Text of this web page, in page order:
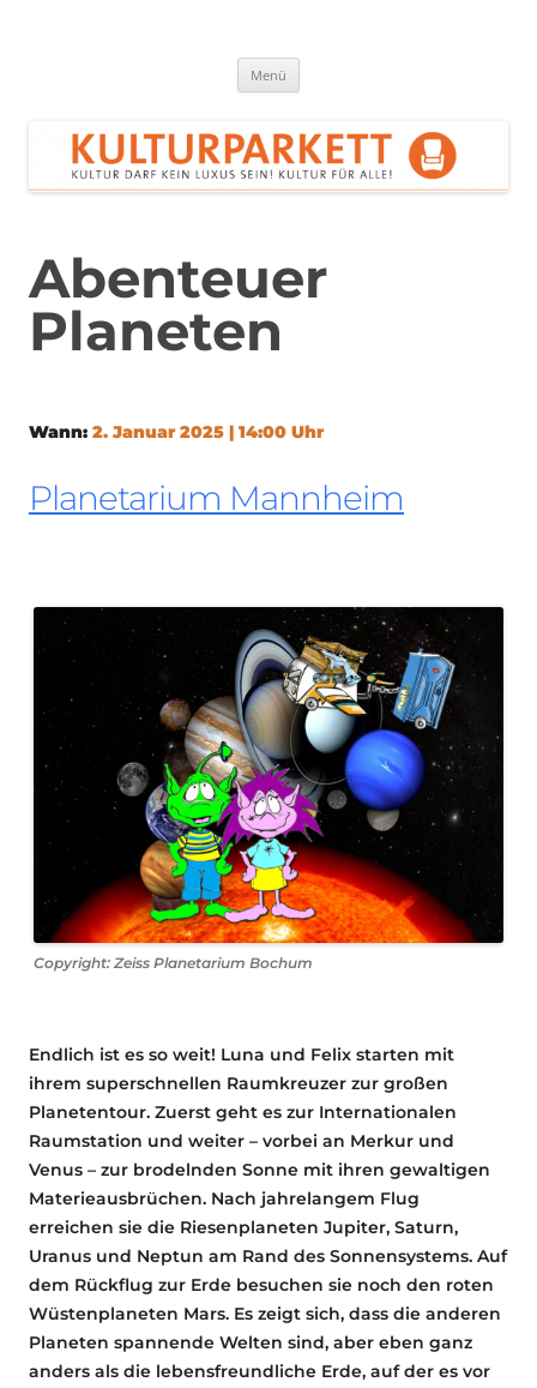
Menü
Abenteuer
Planeten
Wann: 2. Januar 2025 | 14:00 Uhr
Planetarium Mannheim
Copyright: Zeiss Planetarium Bochum
Endlich ist es so weit! Luna und Felix starten mit
ihrem superschnellen Raumkreuzer zur großen
Planetentour. Zuerst geht es zur Internationalen
Raumstation und weiter – vorbei an Merkur und
Venus – zur brodelnden Sonne mit ihren gewaltigen
Materieausbrüchen. Nach jahrelangem Flug
erreichen sie die Riesenplaneten Jupiter, Saturn,
Uranus und Neptun am Rand des Sonnensystems. Auf
dem Rückflug zur Erde besuchen sie noch den roten
Wüstenplaneten Mars. Es zeigt sich, dass die anderen
Planeten spannende Welten sind, aber eben ganz
anders als die lebensfreundliche Erde, auf der es vor